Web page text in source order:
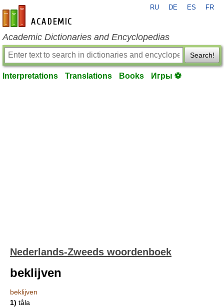
en-academic.com
RU DE ES FR
Academic Dictionaries and Encyclopedias
Search!
Interpretations Translations Books Игры ⚽
Nederlands-Zweeds woordenboek
beklijven
beklijven
1) tåla